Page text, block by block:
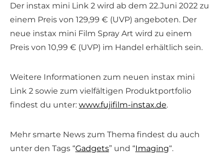
Der instax mini Link 2 wird ab dem 22.Juni 2022 zu
einem Preis von 129,99 € (UVP) angeboten. Der
neue instax mini Film Spray Art wird zu einem
Preis von 10,99 € (UVP) im Handel erhältlich sein.
Weitere Informationen zum neuen instax mini
Link 2 sowie zum vielfältigen Produktportfolio
findest du unter: www.fujifilm-instax.de.
Mehr smarte News zum Thema findest du auch
unter den Tags “Gadgets” und “Imaging“.